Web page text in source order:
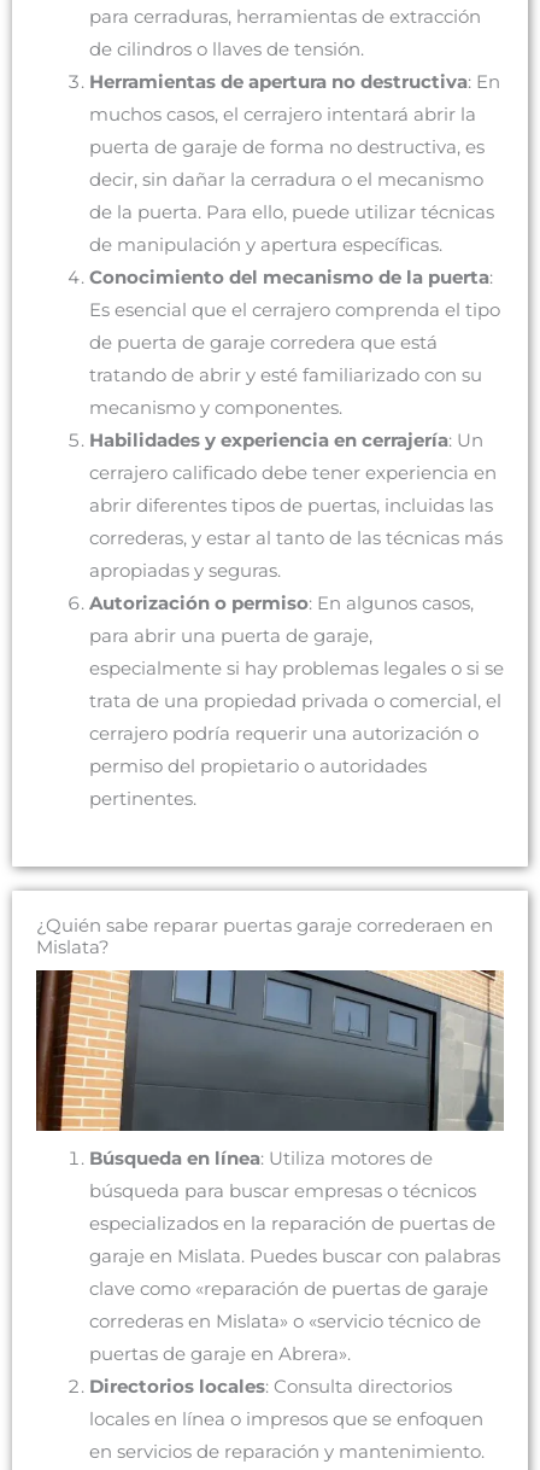
para cerraduras, herramientas de extracción
de cilindros o llaves de tensión.
Herramientas de apertura no destructiva: En
muchos casos, el cerrajero intentará abrir la
puerta de garaje de forma no destructiva, es
decir, sin dañar la cerradura o el mecanismo
de la puerta. Para ello, puede utilizar técnicas
de manipulación y apertura específicas.
Conocimiento del mecanismo de la puerta:
Es esencial que el cerrajero comprenda el tipo
de puerta de garaje corredera que está
tratando de abrir y esté familiarizado con su
mecanismo y componentes.
Habilidades y experiencia en cerrajería: Un
cerrajero calificado debe tener experiencia en
abrir diferentes tipos de puertas, incluidas las
correderas, y estar al tanto de las técnicas más
apropiadas y seguras.
Autorización o permiso: En algunos casos,
para abrir una puerta de garaje,
especialmente si hay problemas legales o si se
trata de una propiedad privada o comercial, el
cerrajero podría requerir una autorización o
permiso del propietario o autoridades
pertinentes.
¿Quién sabe reparar puertas garaje correderaen en
Mislata?
Búsqueda en línea: Utiliza motores de
búsqueda para buscar empresas o técnicos
especializados en la reparación de puertas de
garaje en Mislata. Puedes buscar con palabras
clave como «reparación de puertas de garaje
correderas en Mislata» o «servicio técnico de
puertas de garaje en Abrera».
Directorios locales: Consulta directorios
locales en línea o impresos que se enfoquen
en servicios de reparación y mantenimiento.